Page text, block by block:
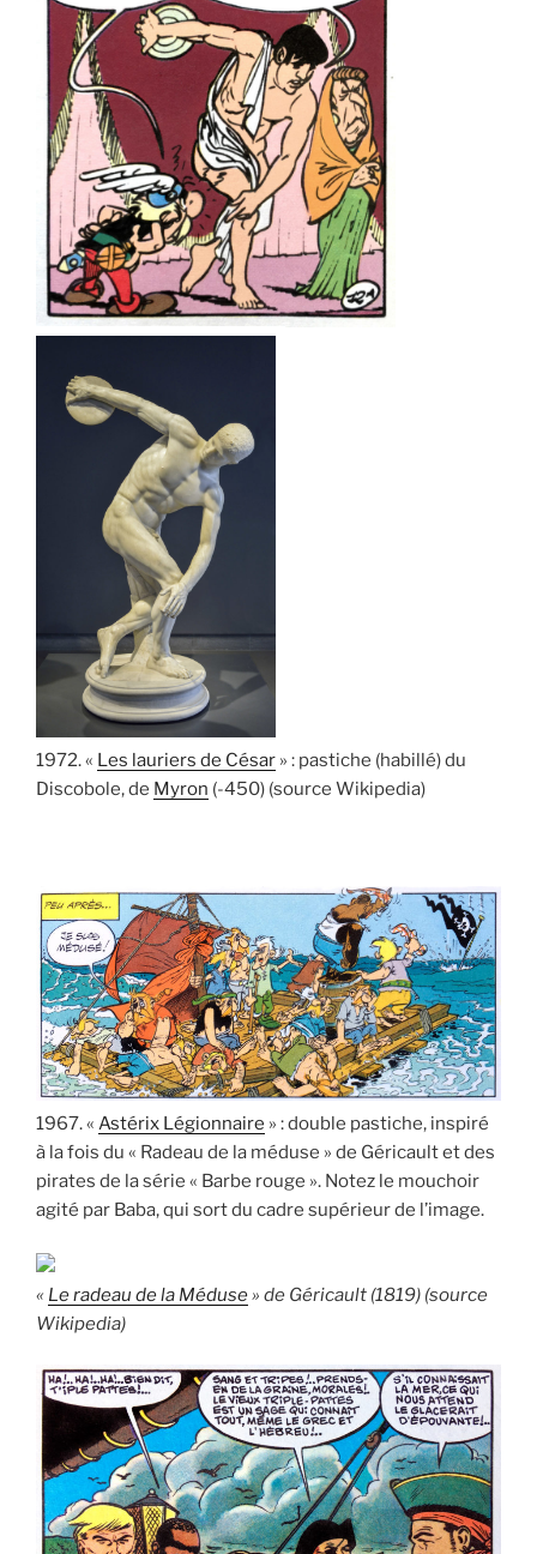
1972. « Les lauriers de César » : pastiche (habillé) du
Discobole, de Myron (-450) (source Wikipedia)
1967. « Astérix Légionnaire » : double pastiche, inspiré
à la fois du « Radeau de la méduse » de Géricault et des
pirates de la série « Barbe rouge ». Notez le mouchoir
agité par Baba, qui sort du cadre supérieur de l’image.
« Le radeau de la Méduse» de Géricault (1819) (source
Wikipedia)